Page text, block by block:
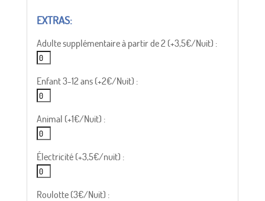
Adulte supplémentaire à partir de 2 (+3,5€/Nuit) :
Enfant 3-12 ans (+2€/Nuit) :
Animal (+1€/Nuit) :
Électricité (+3,5€/nuit) :
Roulotte (3€/Nuit) :